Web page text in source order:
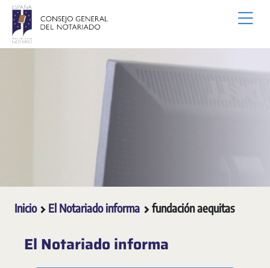
Saltar al contenido principal
Inicio El Notariado informa fundación aequitas
El Notariado informa